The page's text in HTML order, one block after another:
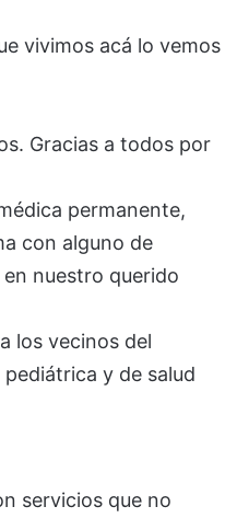
vivimos acá lo vemos
Gracias a todos por
permanente,
con alguno de
nuestro querido
los vecinos del
y de salud
servicios que no